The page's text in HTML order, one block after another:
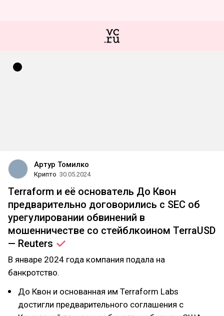
Артур Томилко
Крипто 30.05.2024
Terraform и её основатель До Квон
предварительно договорились с SEC об
урегулировании обвинений в
мошенничестве со стейблкоином TerraUSD
— Reuters
В январе 2024 года компания подала на
банкротство.
До Квон и основанная им Terraform Labs
достигли предварительного соглашения с